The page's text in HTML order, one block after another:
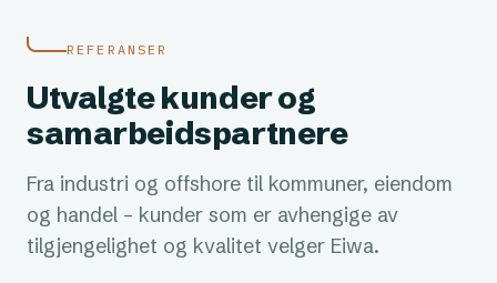
REFERANSER
Utvalgte kunder og
samarbeidspartnere
Fra industri og offshore til kommuner, eiendom
og handel – kunder som er avhengige av
tilgjengelighet og kvalitet velger Eiwa.